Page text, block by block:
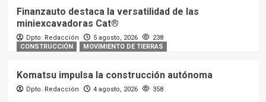
Finanzauto destaca la versatilidad de las
miniexcavadoras Cat®
Dpto. Redacción 5 agosto, 2026
238
CONSTRUCCIÓN
MOVIMIENTO DE TIERRAS
Komatsu impulsa la construcción autónoma
Dpto. Redacción 4 agosto, 2026 358